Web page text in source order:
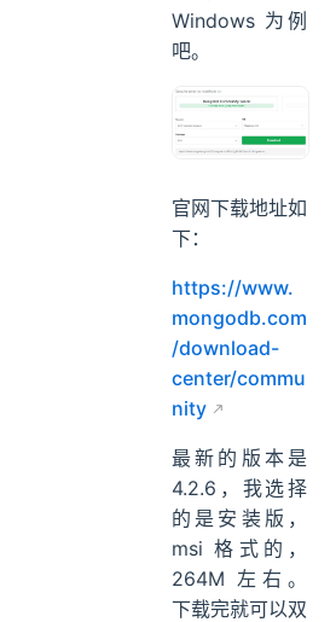
Windows 为例
吧。
官网下载地址如
下：
https://www.
mongodb.com
/download-
center/commu
nity
最新的版本是
4.2.6，我选择
的是安装版，
msi 格式的，
264M 左右。
下载完就可以双